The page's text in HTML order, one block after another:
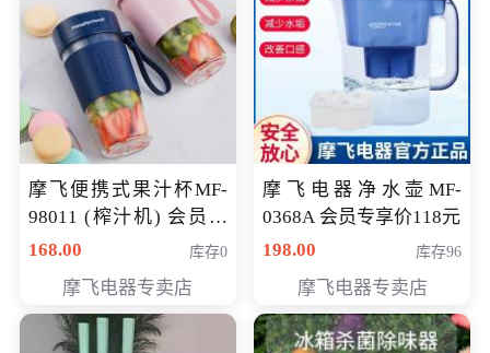
摩飞便携式果汁杯MF-
98011 (榨汁机) 会员专
享价138元
168.00 库存0
摩飞电器专卖店
摩飞电器净水壶MF-
0368A 会员专享价118元
198.00
库存96
摩飞电器专卖店